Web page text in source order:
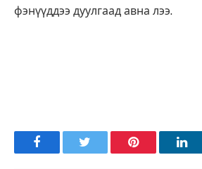
фэнүүддээ дуулгаад авна лээ.
FacebookTwitter Pinterest